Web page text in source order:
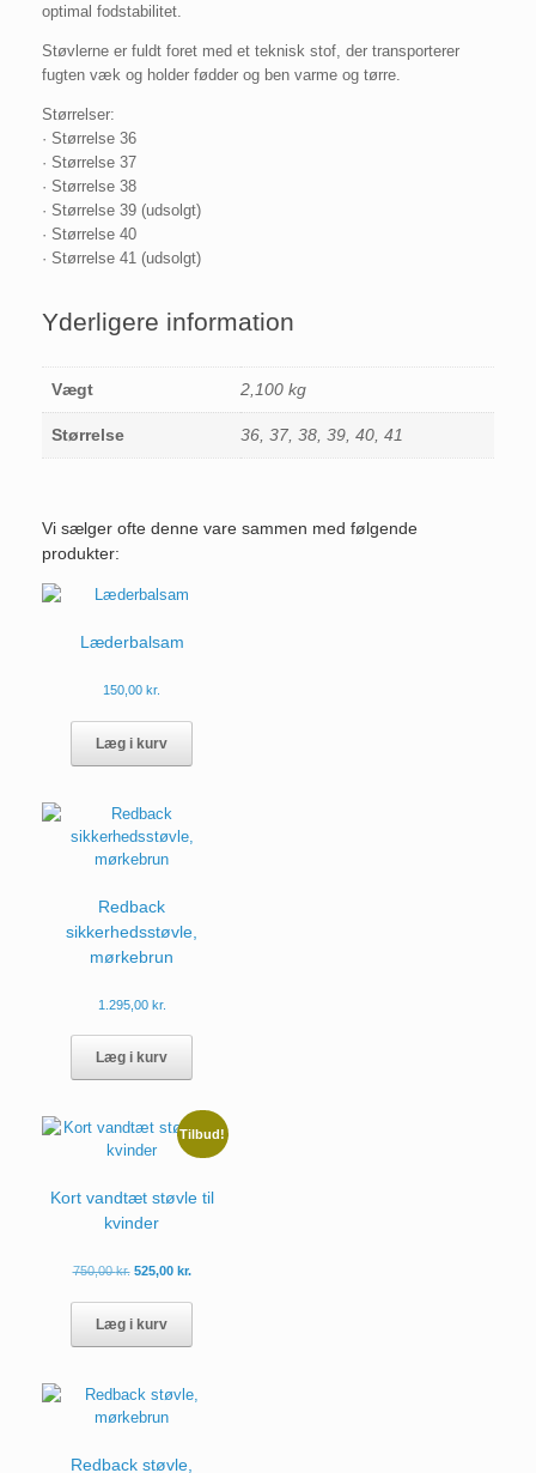
optimal fodstabilitet.
Støvlerne er fuldt foret med et teknisk stof, der transporterer
fugten væk og holder fødder og ben varme og tørre.
Størrelser:
· Størrelse 36
· Størrelse 37
· Størrelse 38
· Størrelse 39 (udsolgt)
· Størrelse 40
· Størrelse 41 (udsolgt)
Yderligere information
Vægt 2,100 kg
Størrelse 36, 37, 38, 39, 40, 41
Vi sælger ofte denne vare sammen med følgende
produkter:
Læderbalsam
150,00 kr.
Læg i kurv
Redback
sikkerhedsstøvle,
mørkebrun
1.295,00 kr.
Læg i kurv
har
varianter.
Mulighederne
vælges
Tilbud!
Kort vandtæt støvle til
kvinder
750,00kr. 525,00 kr.
Læg i kurv
har
varianter.
Redback støvle,